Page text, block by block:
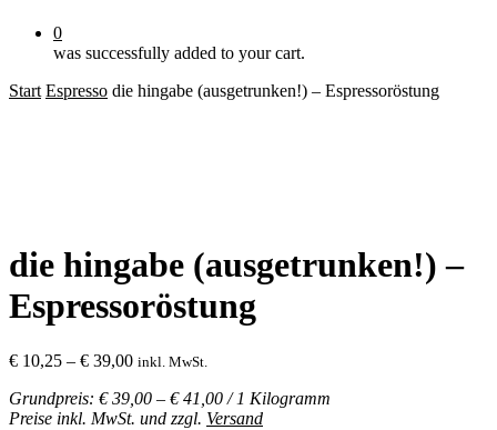
0
was successfully added to your cart.
Start Espresso die hingabe (ausgetrunken!) – Espressoröstung
die hingabe (ausgetrunken!) –
Espressoröstung
€ 10,25 – € 39,00Preisspanne:
bis
€ 39,00
inkl. MwSt.
Grundpreis: € 39,00 – € 41,00 / 1 Kilogramm
Preise inkl. MwSt. und zzgl. Versand